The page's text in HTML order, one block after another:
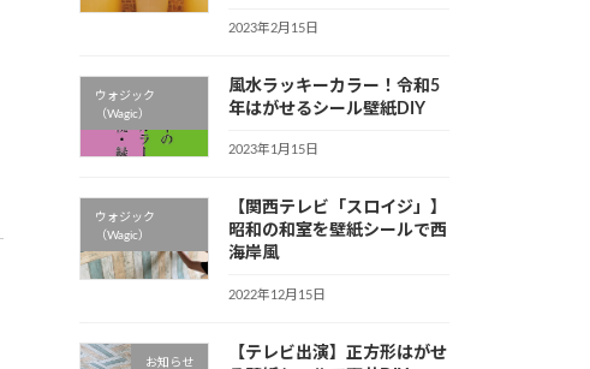
2023年2月15日
ウォジック
（Wagic）
風水ラッキーカラー！令和5
年はがせるシール壁紙DIY
2023年1月15日
ウォジック
（Wagic）
【関西テレビ「スロイジ」】
昭和の和室を壁紙シールで西
海岸風
2022年12月15日
お知らせ
【テレビ出演】正方形はがせ